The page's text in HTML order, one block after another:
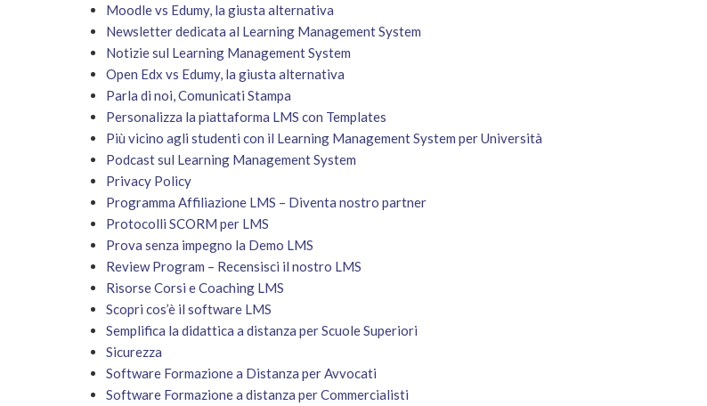
Moodle vs Edumy, la giusta alternativa
Newsletter dedicata al Learning Management System
Notizie sul Learning Management System
Open Edx vs Edumy, la giusta alternativa
Parla di noi, Comunicati Stampa
Personalizza la piattaforma LMS con Templates
Più vicino agli studenti con il Learning Management System per Università
Podcast sul Learning Management System
Privacy Policy
Programma Affiliazione LMS – Diventa nostro partner
Protocolli SCORM per LMS
Prova senza impegno la Demo LMS
Review Program – Recensisci il nostro LMS
Risorse Corsi e Coaching LMS
Scopri cos’è il software LMS
Semplifica la didattica a distanza per Scuole Superiori
Sicurezza
Software Formazione a Distanza per Avvocati
Software Formazione a distanza per Commercialisti